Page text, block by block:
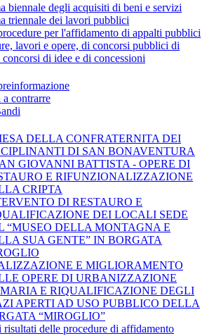
biennale degli acquisiti di beni e servizi
triennale dei lavori pubblici
per l'affidamento di appalti pubblici
lavori e opere, di concorsi pubblici di
di idee e di concessioni
contrarre
DELLA CONFRATERNITA DEI
DI SAN BONAVENTURA
GIOVANNI BATTISTA - OPERE DI
E RIFUNZIONALIZZAZIONE
CRIPTA
DI RESTAURO E
DEI LOCALI SEDE
“MUSEO DELLA MONTAGNA E
SUA GENTE” IN BORGATA
E MIGLIORAMENTO
OPERE DI URBANIZZAZIONE
E RIQUALIFICAZIONE DEGLI
APERTI AD USO PUBBLICO DELLA
“MIROGLIO”
risultati delle procedure di affidamento